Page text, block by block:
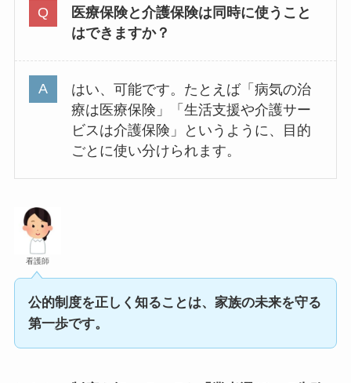
医療保険と介護保険は同時に使うこと
はできますか？
はい、可能です。たとえば「病気の治
療は医療保険」「生活支援や介護サー
ビスは介護保険」というように、目的
ごとに使い分けられます。
看護師
公的制度を正しく知ることは、家族の未来を守る
第一歩です。